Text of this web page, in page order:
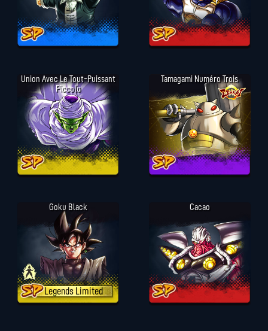
Union Avec Le Tout-Puissant
Piccolo
Tamagami Numéro Trois
Goku Black
Legends Limited
Cacao